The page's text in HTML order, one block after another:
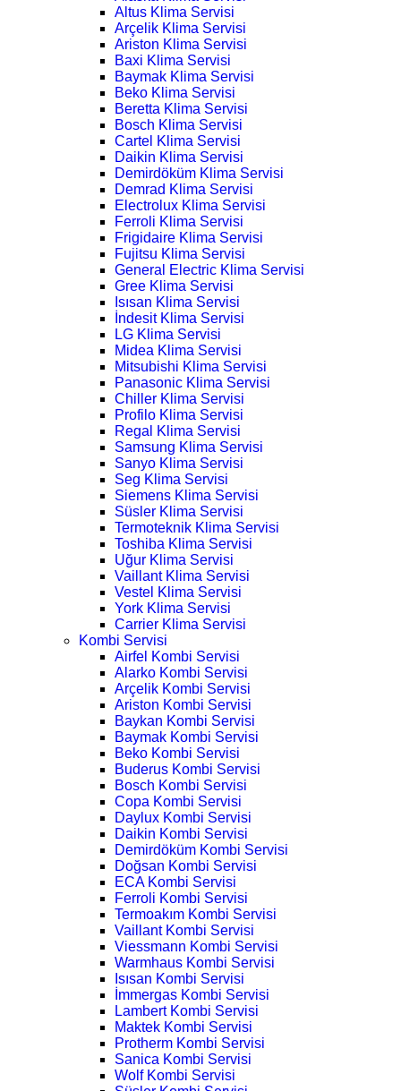
Altus Klima Servisi
Arçelik Klima Servisi
Ariston Klima Servisi
Baxi Klima Servisi
Baymak Klima Servisi
Beko Klima Servisi
Beretta Klima Servisi
Bosch Klima Servisi
Cartel Klima Servisi
Daikin Klima Servisi
Demirdöküm Klima Servisi
Demrad Klima Servisi
Electrolux Klima Servisi
Ferroli Klima Servisi
Frigidaire Klima Servisi
Fujitsu Klima Servisi
General Electric Klima Servisi
Gree Klima Servisi
Isısan Klima Servisi
İndesit Klima Servisi
LG Klima Servisi
Midea Klima Servisi
Mitsubishi Klima Servisi
Panasonic Klima Servisi
Chiller Klima Servisi
Profilo Klima Servisi
Regal Klima Servisi
Samsung Klima Servisi
Sanyo Klima Servisi
Seg Klima Servisi
Siemens Klima Servisi
Süsler Klima Servisi
Termoteknik Klima Servisi
Toshiba Klima Servisi
Uğur Klima Servisi
Vaillant Klima Servisi
Vestel Klima Servisi
York Klima Servisi
Carrier Klima Servisi
Kombi Servisi
Airfel Kombi Servisi
Alarko Kombi Servisi
Arçelik Kombi Servisi
Ariston Kombi Servisi
Baykan Kombi Servisi
Baymak Kombi Servisi
Beko Kombi Servisi
Buderus Kombi Servisi
Bosch Kombi Servisi
Copa Kombi Servisi
Daylux Kombi Servisi
Daikin Kombi Servisi
Demirdöküm Kombi Servisi
Doğsan Kombi Servisi
ECA Kombi Servisi
Ferroli Kombi Servisi
Termoakım Kombi Servisi
Vaillant Kombi Servisi
Viessmann Kombi Servisi
Warmhaus Kombi Servisi
Isısan Kombi Servisi
İmmergas Kombi Servisi
Lambert Kombi Servisi
Maktek Kombi Servisi
Protherm Kombi Servisi
Sanica Kombi Servisi
Wolf Kombi Servisi